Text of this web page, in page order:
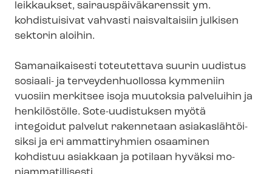
leikkaukset, sai­raus­päi­vä­ka­rens­sit ym.
kohdistuisivat vahvasti naisvaltaisiin julkisen
sektorin aloihin.
Samanaikaisesti toteutettava suurin uudistus
sosiaali- ja ter­vey­den­huol­los­sa kymmeniin
vuosiin merkitsee isoja muutoksia palveluihin ja
henkilöstölle. Sote-uudistuksen myötä
integoidut palvelut rakennetaan asia­kas­läh­töi­
sik­si ja eri ammattiryhmien osaaminen
kohdistuu asiakkaan ja potilaan hyväksi mo­